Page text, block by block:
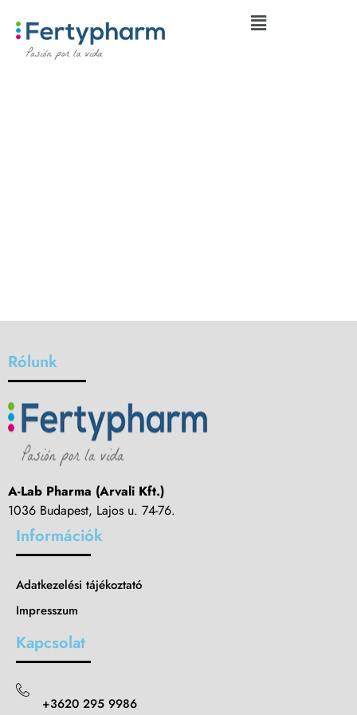
Rólunk
A-Lab Pharma (Arvali Kft.)
1036 Budapest, Lajos u. 74-76.
Információk
Adatkezelési tájékoztató
Impresszum
Kapcsolat
+3620 295 9986